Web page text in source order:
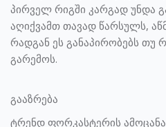
პირველ რიგში კარგად უნდა
აღიქვამთ თავად წარსულს,
რადგან ეს განაპირობებს თუ
გარემოს.
გააზრება
ტრენდ ფორკასტერის